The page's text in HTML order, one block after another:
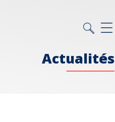
Actualités